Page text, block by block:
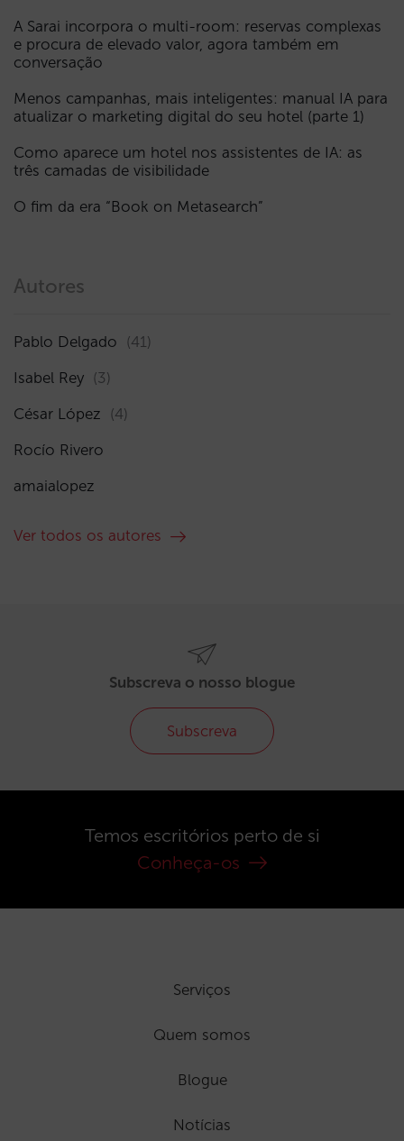
A Sarai incorpora o multi-room: reservas complexas
e procura de elevado valor, agora também em
conversação
Menos campanhas, mais inteligentes: manual IA para
atualizar o marketing digital do seu hotel (parte 1)
Como aparece um hotel nos assistentes de IA: as
três camadas de visibilidade
O fim da era “Book on Metasearch”
Autores
Pablo Delgado (41)
Isabel Rey (3)
César López (4)
Rocío Rivero
amaialopez
Ver todos os autores
Subscreva o nosso blogue
Subscreva
Temos escritórios perto de si
Conheça-os
Serviços
Quem somos
Blogue
Notícias